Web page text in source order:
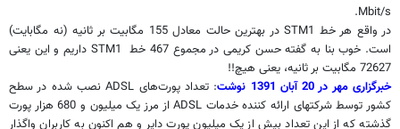
Mbit/s.
در واقع هر خط STM1
‌ در بهترین حالت معادل 155 مگابیت بر ثانیه (نه مگابایت)
است. خوب بنا به گفته حسن کریمی در مجموع 467 خط
STM1 داریم و این یعنی
72627 مگابیت بر ثانیه، یعنی هیچ!!
خبرگزاری مهر در 20 آبان 1391 نوشت
: تعداد پورت‌های ADSL نصب شده در سطح
کشور توسط شرکتهای ارائه کننده خدمات ADSL
از مرز یک میلیون و 680 هزار پورت
گذشته که از این تعداد بیش از یک میلیون پورت دایر و هم اکنون به کاربران واگذار